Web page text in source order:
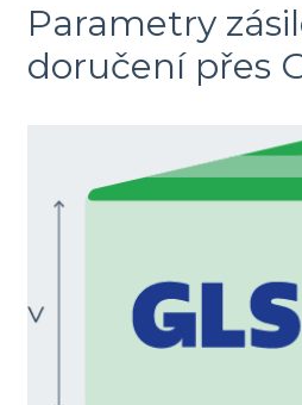
Parametry
doručení přes